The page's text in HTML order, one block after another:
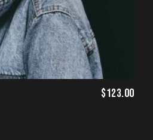
$123.00